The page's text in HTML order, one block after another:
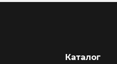
Каталог